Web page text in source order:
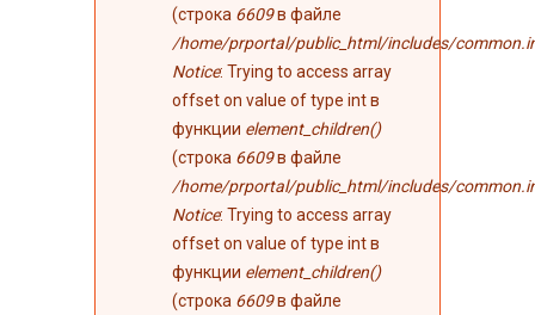
(строка 6609в файле
/home/prportal/public_html/includes/
Notice: Trying to access array
offset on value of type int в
функции element_children()
(строка 6609в файле
/home/prportal/public_html/includes/
Notice: Trying to access array
offset on value of type int в
функции element_children()
(строка 6609в файле